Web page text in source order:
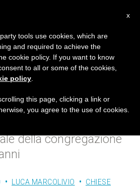
assistente
Legionari di Cristo
della congregazione
LUCA MARCOLIVIO
CHIESE
x
tools use cookies, which are
and required to achieve the
cookie policy. If you want to know
to all or some of the cookies,
policy
this page, clicking a link or
you agree to the use of cookies.